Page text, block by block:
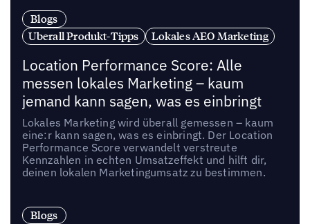
Blogs
Uberall Produkt-Tipps
Lokales AEO Marketing
Location Performance Score: Alle
messen lokales Marketing – kaum
jemand kann sagen, was es einbringt
Lokales Marketing wird überall gemessen – kaum
eine:r kann sagen, was es einbringt. Der Location
Performance Score verwandelt verstreute
Kennzahlen in echten Umsatzeffekt und hilft dir,
deinen lokalen Marketingumsatz zu bestimmen.
Blogs